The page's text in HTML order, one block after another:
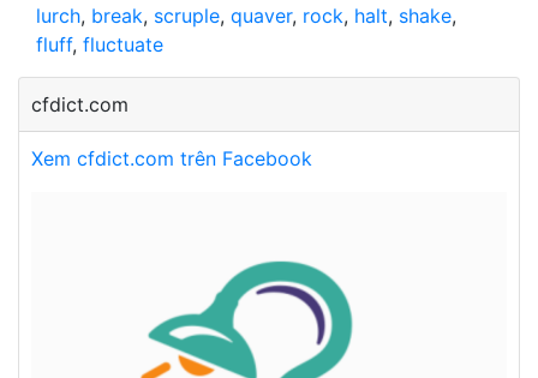
lurch, break, scruple, quaver, rock, halt, shake,
fluff, fluctuate
cfdict.com
Xem cfdict.com trên Facebook